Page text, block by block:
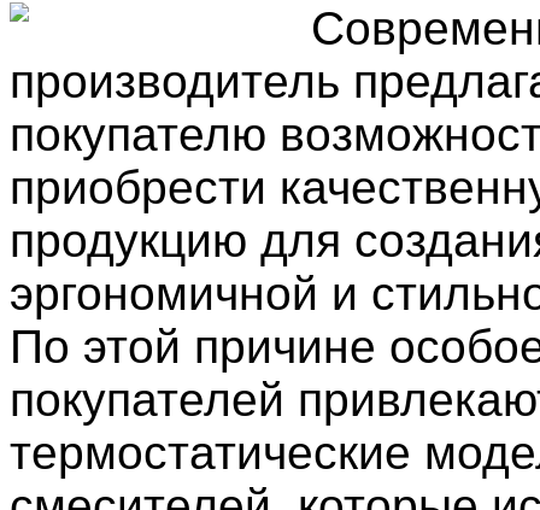
производитель
покупателю
приобрести
продукцию для
эргономичной и
По этой причине
покупателей
термостатические